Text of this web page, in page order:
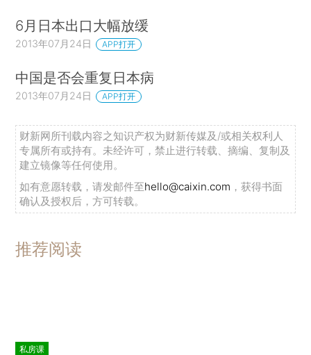
6月日本出口大幅放缓
2013年07月24日 APP打开
中国是否会重复日本病
2013年07月24日 APP打开
财新网所刊载内容之知识产权为财新传媒及/或相关权利人
专属所有或持有。未经许可，禁止进行转载、摘编、复制及
建立镜像等任何使用。
如有意愿转载，请发邮件至hello@caixin.com ，获得书面
确认及授权后，方可转载。
推荐阅读
私房课